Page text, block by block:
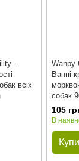
-
всіх
Wanpy
Ванпі
собак
105
В